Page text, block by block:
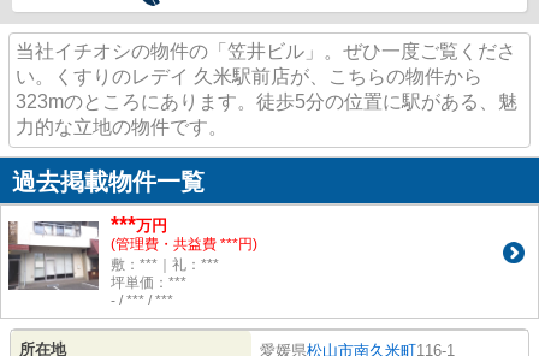
当社イチオシの物件の「笠井ビル」。ぜひ一度ご覧くださ
い。くすりのレデイ 久米駅前店が、こちらの物件から
323mのところにあります。徒歩5分の位置に駅がある、魅
力的な立地の物件です。
過去掲載物件一覧
***万円
(管理費・共益費 ***円)
敷：***｜礼：***
坪単価：***
- / *** / ***
所在地 愛媛県松山市南久米町116-1